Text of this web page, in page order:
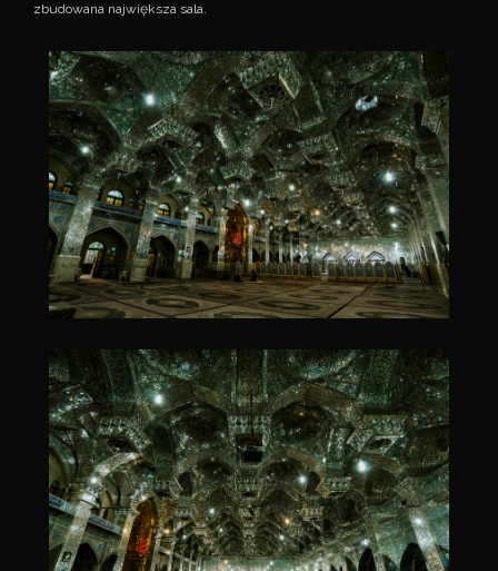
zbudowana największa sala.